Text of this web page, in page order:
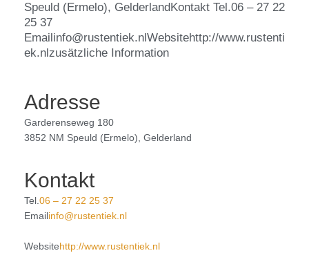
Speuld (Ermelo), GelderlandKontakt Tel.06 – 27 22
25 37
Emailinfo@rustentiek.nlWebsitehttp://www.rustenti
ek.nlzusätzliche Information
Adresse
Garderenseweg 180
3852 NM Speuld (Ermelo), Gelderland
Kontakt
Tel.06 – 27 22 25 37
Email info@rustentiek.nl
Website http://www.rustentiek.nl